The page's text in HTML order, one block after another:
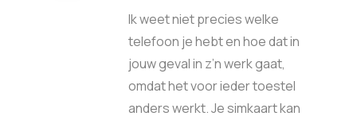
Ik weet niet precies welke
telefoon je hebt en hoe dat in
jouw geval in z’n werk gaat,
omdat het voor ieder toestel
anders werkt. Je simkaart kan